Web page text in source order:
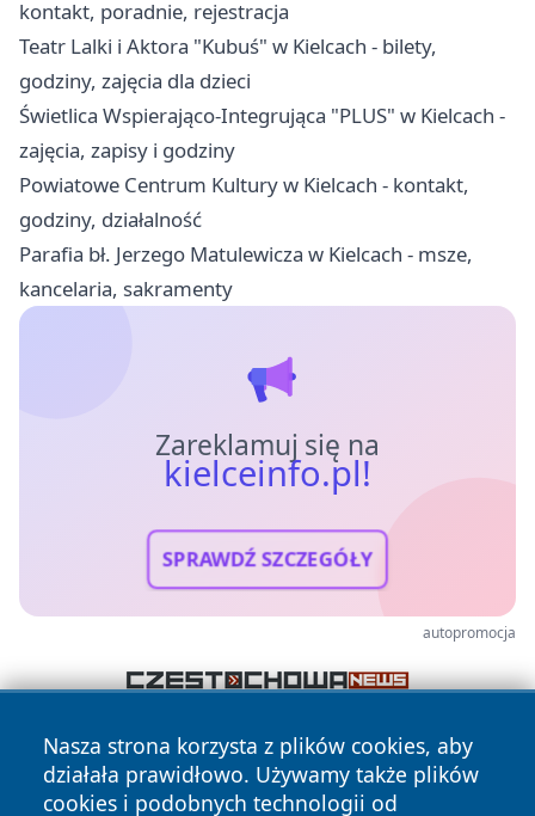
kontakt, poradnie, rejestracja
Teatr Lalki i Aktora "Kubuś" w Kielcach - bilety,
godziny, zajęcia dla dzieci
Świetlica Wspierająco-Integrująca "PLUS" w Kielcach -
zajęcia, zapisy i godziny
Powiatowe Centrum Kultury w Kielcach - kontakt,
godziny, działalność
Parafia bł. Jerzego Matulewicza w Kielcach - msze,
kancelaria, sakramenty
Zareklamuj się na
kielceinfo.pl!
SPRAWDŹ SZCZEGÓŁY
autopromocja
Nasza strona korzysta z plików cookies, aby
działała prawidłowo. Używamy także plików
cookies i podobnych technologii od